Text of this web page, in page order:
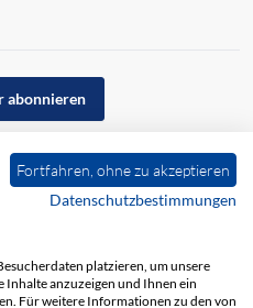
abonnieren
Fortfahren, ohne zu akzeptieren
Datenschutzbestimmungen
platzieren, um unsere
Inhalte anzuzeigen und Ihnen ein
Für weitere Informationen zu den von